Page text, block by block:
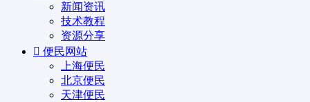
新闻资讯
技术教程
资源分享
便民网站
上海便民
北京便民
天津便民